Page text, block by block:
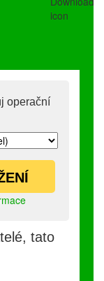
operační
tato